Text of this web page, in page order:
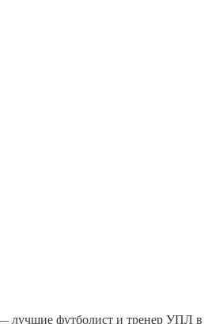
футболист и тренер УПЛ в